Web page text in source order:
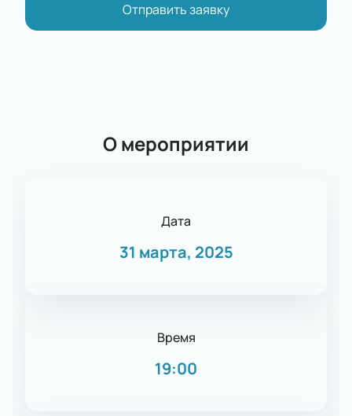
Отправить заявку
О мероприятии
Дата
31 марта, 2025
Время
19:00